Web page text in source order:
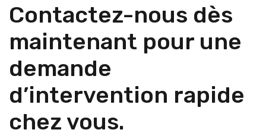
Contactez-nous dès
maintenant pour une
demande
d’intervention rapide
chez vous.